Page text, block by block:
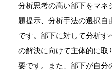
分析思考の高い部下をマ
題提示、分析手法の選択
です。部下に対して分析
の解決に向けて主体的に
要です。また、部下が自分